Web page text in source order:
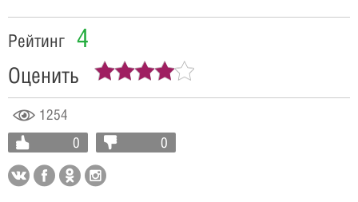
1254
0
0
Рейтинг 4
Оценить